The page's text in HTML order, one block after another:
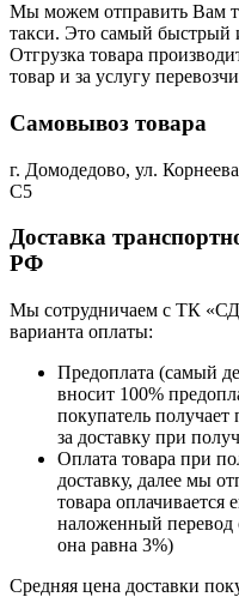
Мы можем отправить Вам
такси. Это самый быстрый
Отгрузка товара
товар и за услугу
Самовывоз товара
г. Домодедово, ул.
С5
Доставка
РФ
Мы сотрудничаем с ТК
варианта оплаты:
Предоплата (самый
вносит 100%
покупатель
за доставку при
Оплата товара при
доставку, далее мы
товара оплачивается
наложенный
она равна 3%)
Средняя цена доставки